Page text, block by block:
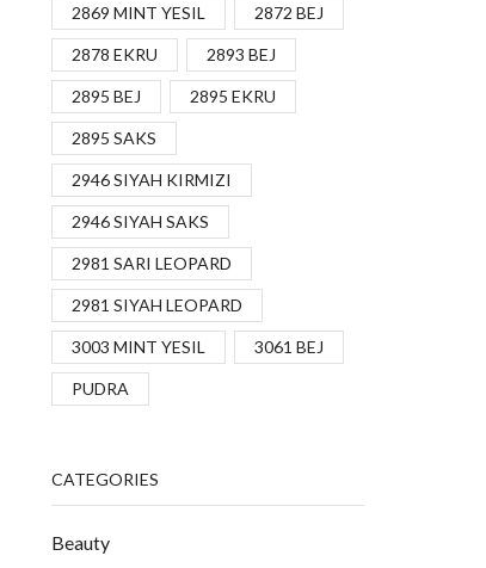
2869 MINT YESIL 2872 BEJ
2878 EKRU 2893 BEJ
2895 BEJ 2895 EKRU
2895 SAKS
2946 SIYAH KIRMIZI
2946 SIYAH SAKS
2981 SARI LEOPARD
2981 SIYAH LEOPARD
3003 MINT YESIL 3061 BEJ
PUDRA
CATEGORIES
Beauty